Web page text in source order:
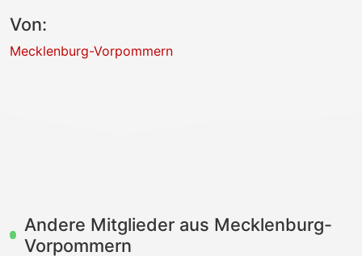
Von:
Mecklenburg-Vorpommern
Andere Mitglieder aus Mecklenburg-
Vorpommern